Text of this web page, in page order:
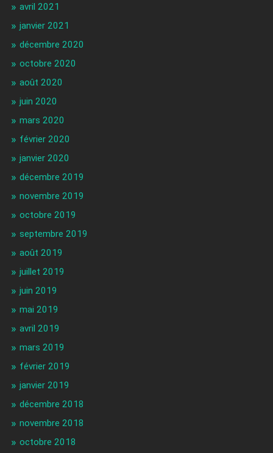
avril 2021
janvier 2021
décembre 2020
octobre 2020
août 2020
juin 2020
mars 2020
février 2020
janvier 2020
décembre 2019
novembre 2019
octobre 2019
septembre 2019
août 2019
juillet 2019
juin 2019
mai 2019
avril 2019
mars 2019
février 2019
janvier 2019
décembre 2018
novembre 2018
octobre 2018